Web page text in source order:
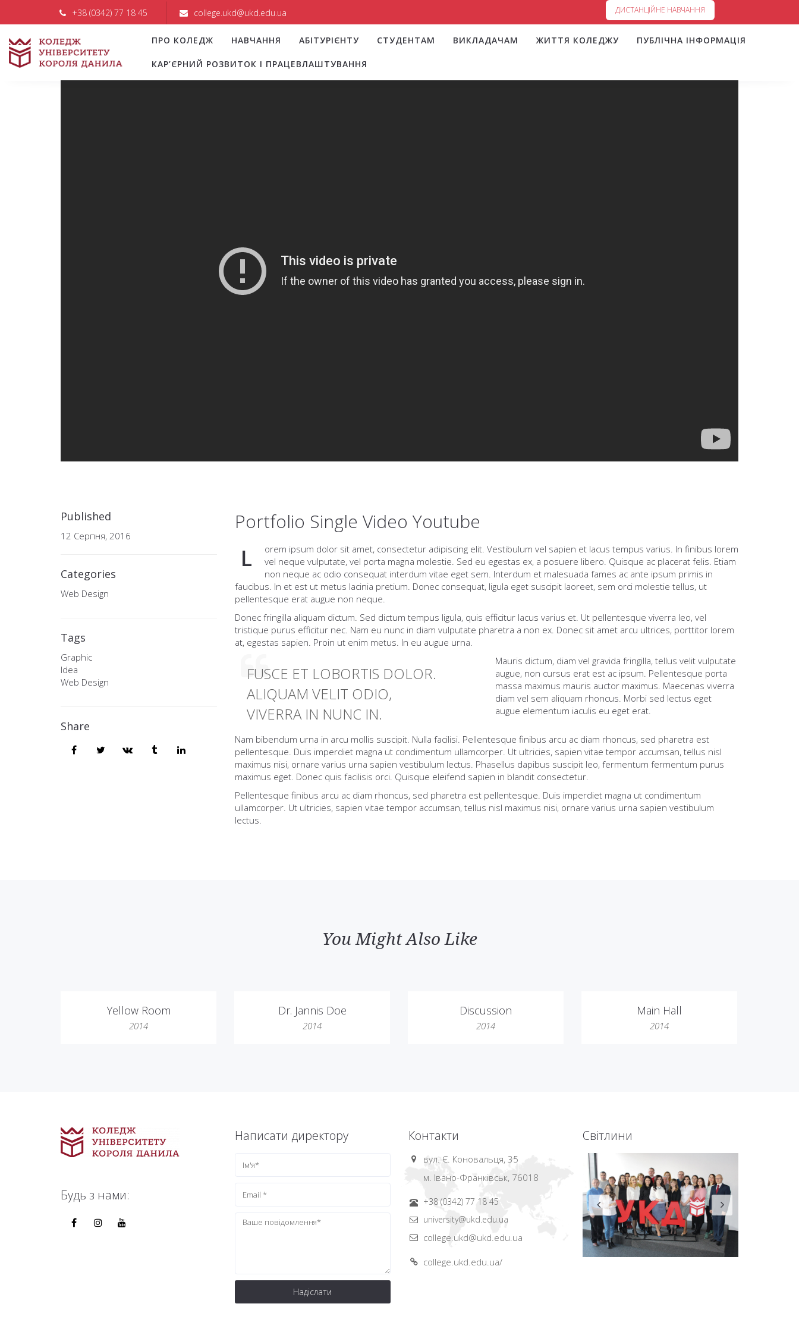
+38 (0342) 77 18 45 college.ukd@ukd.edu.ua ДИСТАНЦІЙНЕ НАВЧАННЯ
ПРО КОЛЕДЖ НАВЧАННЯ АБІТУРІЄНТУ СТУДЕНТАМ ВИКЛАДАЧАМ ЖИТТЯ КОЛЕДЖУ ПУБЛІЧНА ІНФОРМАЦІЯ
КАР’ЄРНИЙ РОЗВИТОК І ПРАЦЕВЛАШТУВАННЯ
Portfolio Single Video Youtube
L
orem ipsum dolor sit amet, consectetur adipiscing elit. Vestibulum vel sapien et lacus tempus varius. In finibus lorem
vel neque vulputate, vel porta magna molestie. Sed eu egestas ex, a posuere libero. Quisque ac placerat felis. Etiam
non neque ac odio consequat interdum vitae eget sem. Interdum et malesuada fames ac ante ipsum primis in
faucibus. In et est ut metus lacinia pretium. Donec consequat, ligula eget suscipit laoreet, sem orci molestie tellus, ut
pellentesque erat augue non neque.
Donec fringilla aliquam dictum. Sed dictum tempus ligula, quis efficitur lacus varius et. Ut pellentesque viverra leo, vel
tristique purus efficitur nec. Nam eu nunc in diam vulputate pharetra a non ex. Donec sit amet arcu ultrices, porttitor lorem
at, egestas sapien. Proin ut enim metus. In eu augue urna.
FUSCE ET LOBORTIS DOLOR.
ALIQUAM VELIT ODIO,
VIVERRA IN NUNC IN.
Mauris dictum, diam vel gravida fringilla, tellus velit vulputate
augue, non cursus erat est ac ipsum. Pellentesque porta
massa maximus mauris auctor maximus. Maecenas viverra
diam vel sem aliquam rhoncus. Morbi sed lectus eget
augue elementum iaculis eu eget erat.
Nam bibendum urna in arcu mollis suscipit. Nulla facilisi. Pellentesque finibus arcu ac diam rhoncus, sed pharetra est
pellentesque. Duis imperdiet magna ut condimentum ullamcorper. Ut ultricies, sapien vitae tempor accumsan, tellus nisl
maximus nisi, ornare varius urna sapien vestibulum lectus. Phasellus dapibus suscipit leo, fermentum fermentum purus
maximus eget. Donec quis facilisis orci. Quisque eleifend sapien in blandit consectetur.
Pellentesque finibus arcu ac diam rhoncus, sed pharetra est pellentesque. Duis imperdiet magna ut condimentum
ullamcorper. Ut ultricies, sapien vitae tempor accumsan, tellus nisl maximus nisi, ornare varius urna sapien vestibulum
lectus.
Published
12 Серпня, 2016
Categories
Web Design
Tags
Graphic
Idea
Web Design
Share
You Might Also Like
Yellow Room
2014
Dr. Jannis Doe
2014
Discussion
2014
Main Hall
2014
Будь з нами:
Написати директору
Надіслати
Контакти
вул. Є. Коновальця, 35
м. Івано-Франківськ, 76018
+38 (0342) 77 18 45
university@ukd.edu.ua
college.ukd@ukd.edu.ua
college.ukd.edu.ua/
Світлини